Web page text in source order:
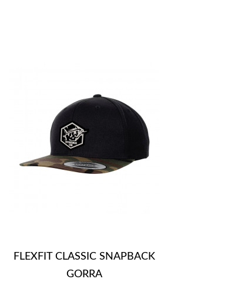
FLEXFIT CLASSIC SNAPBACK
GORRA